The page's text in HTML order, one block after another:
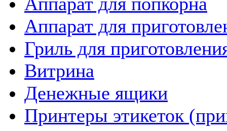
Аппарат для
Гриль для
Витрина
Денежные ящики
Принтеры этикеток